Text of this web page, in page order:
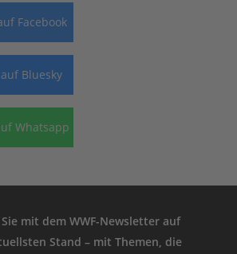
Facebook
Bluesky
Whatsapp
mit dem WWF-Newsletter auf
Stand – mit Themen, die